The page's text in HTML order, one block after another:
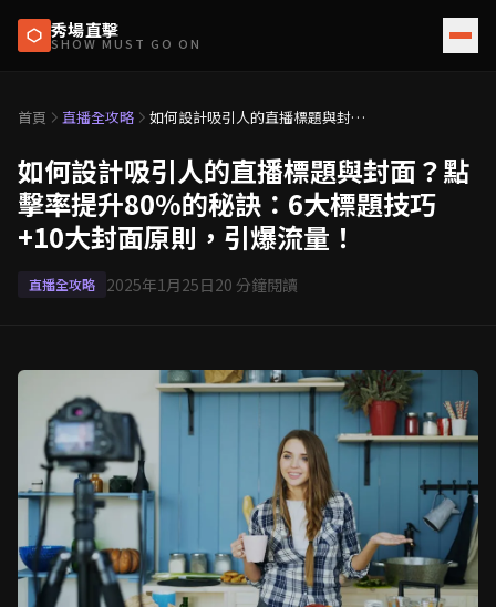
秀場直擊
SHOW MUST GO ON
首頁 直播全攻略
如何設計吸引人的直播標題與封
標題技巧+10大封面原則，引爆流
量！
如何設計吸引人的直播標題與封面？點
擊率提升80%的秘訣：6大標題技巧
+10大封面原則，引爆流量！
直播全攻略 2025年1月25日20 分鐘閱讀